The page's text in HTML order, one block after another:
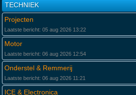
TECHNIEK
Projecten
Laatste bericht: 05 aug 2026 13:22
Motor
Laatste bericht: 06 aug 2026 12:54
Onderstel & Remmerij
Laatste bericht: 06 aug 2026 11:21
ICE & Electronica